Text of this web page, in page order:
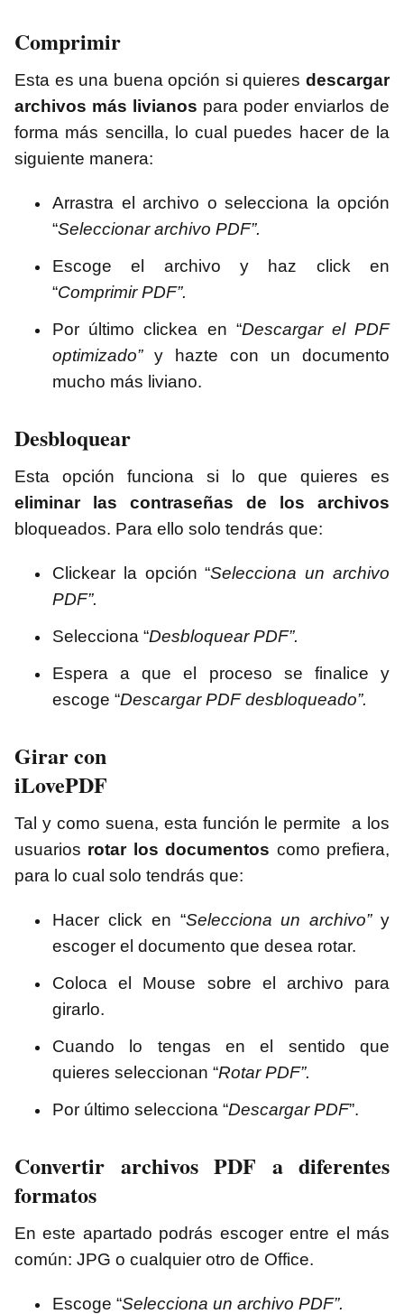
Comprimir
Esta es una buena opción si quieres descargar
archivos más livianos para poder enviarlos de
forma más sencilla, lo cual puedes hacer de la
siguiente manera:
Arrastra el archivo o selecciona la opción
“Seleccionar archivo PDF”.
Escoge el archivo y haz click en
“Comprimir PDF”.
Por último clickea en “Descargar el PDF
optimizado”y hazte con un documento
mucho más liviano.
Desbloquear
Esta opción funciona si lo que quieres es
eliminar las contraseñas de los archivos
bloqueados. Para ello solo tendrás que:
Clickear la opción “Selecciona un archivo
PDF”.
Selecciona “Desbloquear PDF”.
Espera a que el proceso se finalice y
escoge “Descargar PDF desbloqueado”.
Girar con
iLovePDF
Tal y como suena, esta función le permite a los
usuarios rotar los documentos como prefiera,
para lo cual solo tendrás que:
Hacer click en “Selecciona un archivo”y
escoger el documento que desea rotar.
Coloca el Mouse sobre el archivo para
girarlo.
Cuando lo tengas en el sentido que
quieres seleccionan “Rotar PDF”.
Por último selecciona “Descargar PDF”.
Convertir archivos PDF a diferentes
formatos
En este apartado podrás escoger entre el más
común: JPG o cualquier otro de Office.
Escoge “Selecciona un archivo PDF”.